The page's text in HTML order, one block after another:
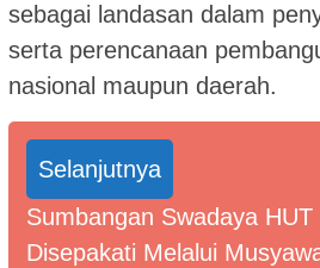
sebagai landasan dalam
serta perencanaan
nasional maupun daerah.
Selanjutnya
Sumbangan Swadaya
Disepakati Melalui